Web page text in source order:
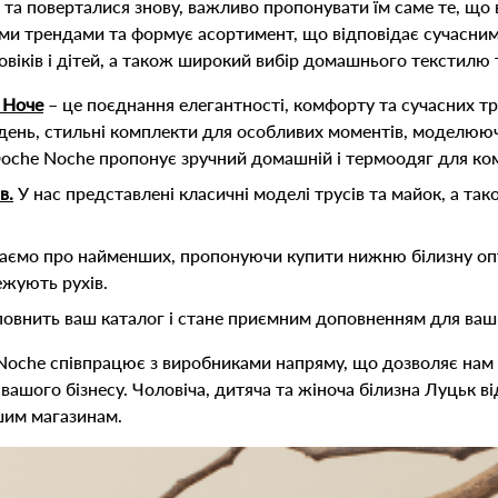
поверталися знову, важливо пропонувати їм саме те,
трендами та формує асортимент, що відповідає
і дітей, а також широкий вибір домашнього текстилю
Ноче– це поєднання елегантності, комфорту та сучасних
стильні комплекти для особливих моментів,
Noche пропонує зручний домашній і термоодяг для
У нас представлені класичні моделі трусів та майок, а
про найменших, пропонуючи купити нижню білизну
рухів.
ваш каталог і стане приємним доповненням для
співпрацює з виробниками напряму, що дозволяє нам
вашого бізнесу. Чоловіча, дитяча та жіноча білизна
магазинам.